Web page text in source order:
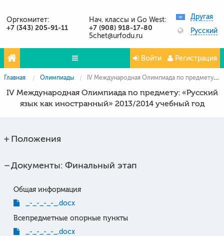
Оргкомитет: Нач. классы и Go West:
+7 (343) 205-91-11 +7 (908) 918-17-80
5chet@urfodu.ru
Другая
Русский
Олимпиады
Контакты
Войти Регистрация
Главная Олимпиады IV Международная Олимпиада по предмету: «Русский язык как иностранный» 2013/2014 учебный год
IV Международная Олимпиада по предмету: «Русский
язык как иностранный» 2013/2014 учебный год
Положения
Документы: Финальный этап
Общая информация
_-_-_-_-_.docx
Всепредметные опорные пункты
_-_-_-_-_.docx